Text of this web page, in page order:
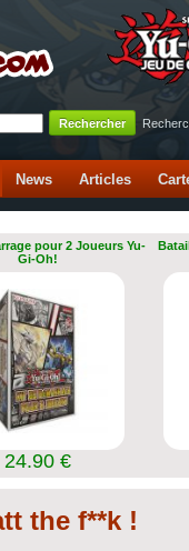
News Articles
pour 2 Joueurs Yu-
Gi-Oh!
24.90 €
the f**k !